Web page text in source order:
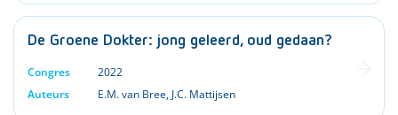
De Groene Dokter: jong geleerd, oud gedaan?
Congres
2022
Auteurs
E.M. van Bree, J.C. Mattijsen